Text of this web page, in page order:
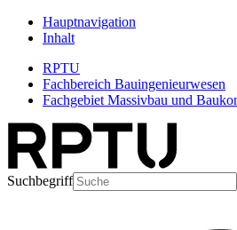
Hauptnavigation
Inhalt
RPTU
Fachbereich Bauingenieurwesen
Fachgebiet Massivbau und
Suchbegriff